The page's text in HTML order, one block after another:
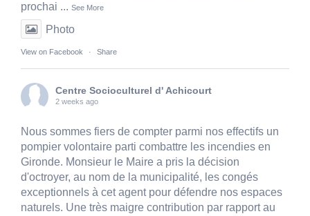
prochai ... See More
Photo
View on Facebook · Share
Centre Socioculturel d' Achicourt
2 weeks ago
Nous sommes fiers de compter parmi nos effectifs un
pompier volontaire parti combattre les incendies en
Gironde. Monsieur le Maire a pris la décision
d'octroyer, au nom de la municipalité, les congés
exceptionnels à cet agent pour défendre nos espaces
naturels. Une très maigre contribution par rapport au